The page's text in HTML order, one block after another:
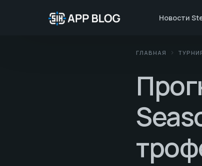
Новости
ГЛАВНАЯ